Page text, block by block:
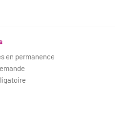
en permanence